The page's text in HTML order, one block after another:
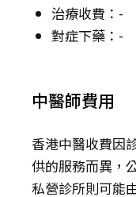
治療收費：-
對症下藥：-
中醫師費用
香港中醫收費因
供的服務而異，
私營診所則可能